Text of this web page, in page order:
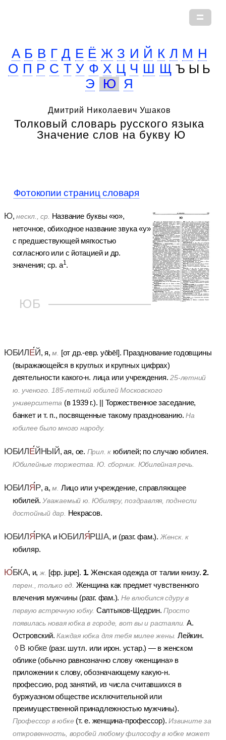
А Б В Г Д Е Ё Ж З И Й К Л М Н
О П Р С Т У Ф Х Ц Ч Ш Щ Ъ Ы Ь
Э Ю Я
Дмитрий Николаевич Ушаков
Толковый словарь русского языка
Значение слов на букву Ю
Фотокопии страниц словаря
Ю,нескл., ср.
Название буквы «ю»,
неточное, обиходное название звука «у»
с предшествующей мягкостью
согласного или с йотацией и др.
значения; ср. а1 .
ЮБ
ЮБИЛЕЙ, я,м. [от др.-евр. yōbēl]. Празднование годовщины
(выражающейся в круглых и крупных цифрах)
деятельности какого-н. лица или учреждения. 25-летний
ю. ученого. 185-летний юбилей Московского
университета (в 1939 г.).
Торжественное заседание,
банкет и т. п., посвященные такому празднованию. На
юбилее было много народу.
ЮБИЛЕЙНЫЙ, ая, ое. Прил. к юбилей; по случаю юбилея.
Юбилейные торжества. Ю. сборник. Юбилейная речь.
ЮБИЛЯР, а,м. Лицо или учреждение, справляющее
юбилей. Уважаемый ю. Юбиляру, поздравляя, поднесли
достойный дар.
Некрасов.
ЮБИЛЯРКА и ЮБИЛЯРША, и (разг. фам.). Женск. к
юбиляр.
ЮБКА, и, ж. [фр. jupe]. 1. Женская одежда от талии книзу. 2.
перен., только ед. Женщина как предмет чувственного
влечения мужчины (разг. фам.). Невлюбился сдуру в
первую встречную юбку. Салтыков-Щедрин.Просто
появилась новая юбка в городе, вот вы и растаяли. А.
Островский.Каждая юбка для тебя милее жены. Лейкин.
◊В юбке(разг. шутл. или ирон. устар.) — в женском
облике (обычно равнозначно слову «женщина» в
приложении к слову, обозначающему какую-н.
профессию, род занятий, из числа считавшихся в
буржуазном обществе исключительной или
преимущественной принадлежностью мужчины).
Профессор в юбке(т. е. женщина-профессор).Извините за
откровенность, воробей любому философу в юбке может